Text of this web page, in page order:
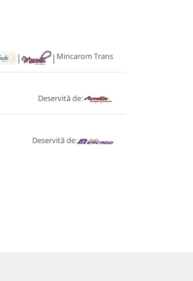
| | Mincarom Trans
Deservită de:
Deservită de: